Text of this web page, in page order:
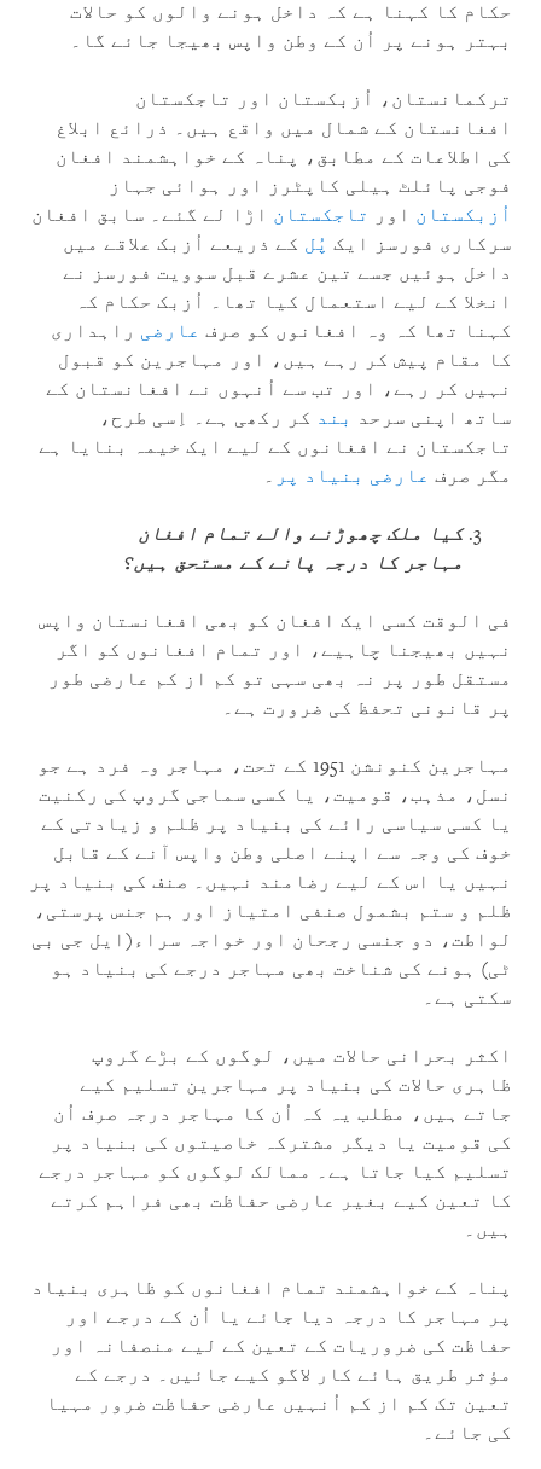
حکام کا کہنا ہے کہ داخل ہونے والوں کو حالات
بہتر ہونے پر اُن کے وطن واپس بھیجا جائے گا۔
ترکمانستان، اُزبکستان اور تاجکستان
افغانستان کے شمال میں واقع ہیں۔ ذرائع ابلاغ
کی اطلاعات کے مطابق، پناہ کے خواہشمند افغان
فوجی پائلٹ ہیلی کاپٹرز اور ہوائی جہاز
اُزبکستان اور تاجکستان اڑا لے گئے۔ سابق افغان
سرکاری فورسز ایک پُل کے ذریعے اُزبک علاقے میں
داخل ہوئیں جسے تین عشرے قبل سوویت فورسز نے
انخلا کے لیے استعمال کیا تھا۔ اُزبک حکام کہ
کہنا تھا کہ وہ افغانوں کو صرف عارضی راہداری
کا مقام پیش کر رہے ہیں، اور مہاجرین کو قبول
نہیں کر رہے، اور تب سے اُنہوں نے افغانستان کے
ساتھ اپنی سرحد بند کر رکھی ہے۔ اِسی طرح،
تاجکستان نے افغانوں کے لیے ایک خیمہ بنایا ہے
مگر صرف عارضی بنیاد پر ۔
کیا ملک چھوڑنے والے تمام افغان
مہاجر کا درجہ پانے کے مستحق ہیں؟
فی الوقت کسی ایک افغان کو بھی افغانستان واپس
نہیں بھیجنا چاہیے، اور تمام افغانوں کو اگر
مستقل طور پر نہ بھی سہی تو کم از کم عارضی طور
پر قانونی تحفظ کی ضرورت ہے۔
مہاجرین کنونشن 1951 کے تحت، مہاجر وہ فرد ہے جو
نسل، مذہب، قومیت، یا کسی سماجی گروپ کی رکنیت
یا کسی سیاسی رائے کی بنیاد پر ظلم و زیادتی کے
خوف کی وجہ سے اپنے اصلی وطن واپس آنے کے قابل
نہیں یا اس کے لیے رضامند نہیں۔ صنف کی بنیاد پر
ظلم و ستم بشمول صنفی امتیاز اور ہم جنس پرستی،
لواطت، دو جنسی رجحان اور خواجہ سراء(ایل جی بی
ٹی) ہونے کی شناخت بھی مہاجر درجے کی بنیاد ہو
سکتی ہے۔
اکثر بحرانی حالات میں، لوگوں کے بڑے گروپ
ظاہری حالات کی بنیاد پر مہاجرین تسلیم کیے
جاتے ہیں، مطلب یہ کہ اُن کا مہاجر درجہ صرف اُن
کی قومیت یا دیگر مشترکہ خاصیتوں کی بنیاد پر
تسلیم کیا جاتا ہے۔ ممالک لوگوں کو مہاجر درجے
کا تعین کیے بغیر عارضی حفاظت بھی فراہم کرتے
ہیں۔
پناہ کے خواہشمند تمام افغانوں کو ظاہری بنیاد
پر مہاجر کا درجہ دیا جائے یا اُن کے درجے اور
حفاظت کی ضروریات کے تعین کے لیے منصفانہ اور
مؤثر طریق ہائے کار لاگو کیے جائیں۔ درجے کے
تعین تک کم از کم اُنہیں عارضی حفاظت ضرور مہیا
کی جائے۔